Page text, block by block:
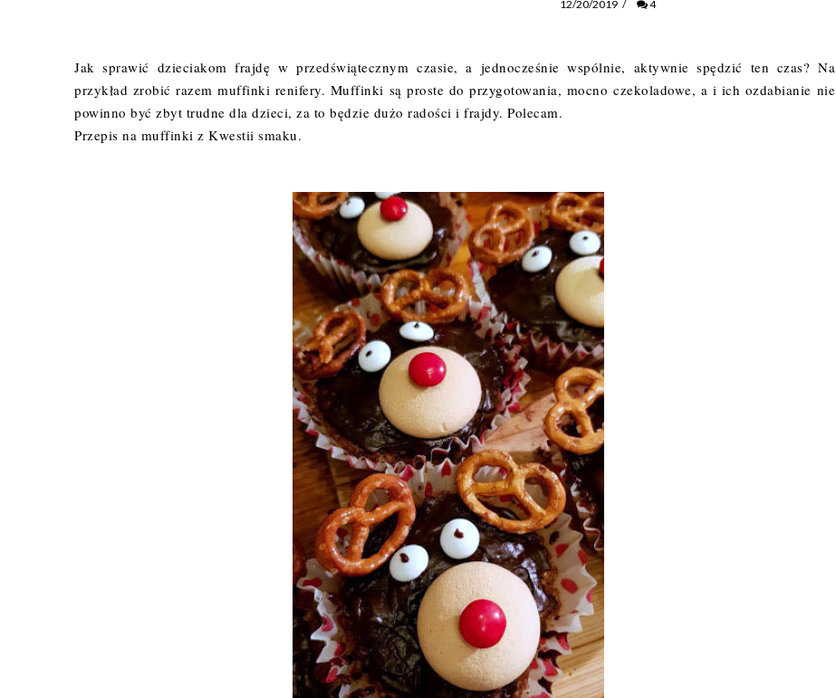
12/20/2019 / 4
Jak sprawić dzieciakom frajdę w przedświątecznym czasie, a jednocześnie wspólnie, aktywnie spędzić ten czas? Na
przykład zrobić razem muffinki renifery. Muffinki są proste do przygotowania, mocno czekoladowe, a i ich ozdabianie nie
powinno być zbyt trudne dla dzieci, za to będzie dużo radości i frajdy. Polecam.
Przepis na muffinki z Kwestii smaku.